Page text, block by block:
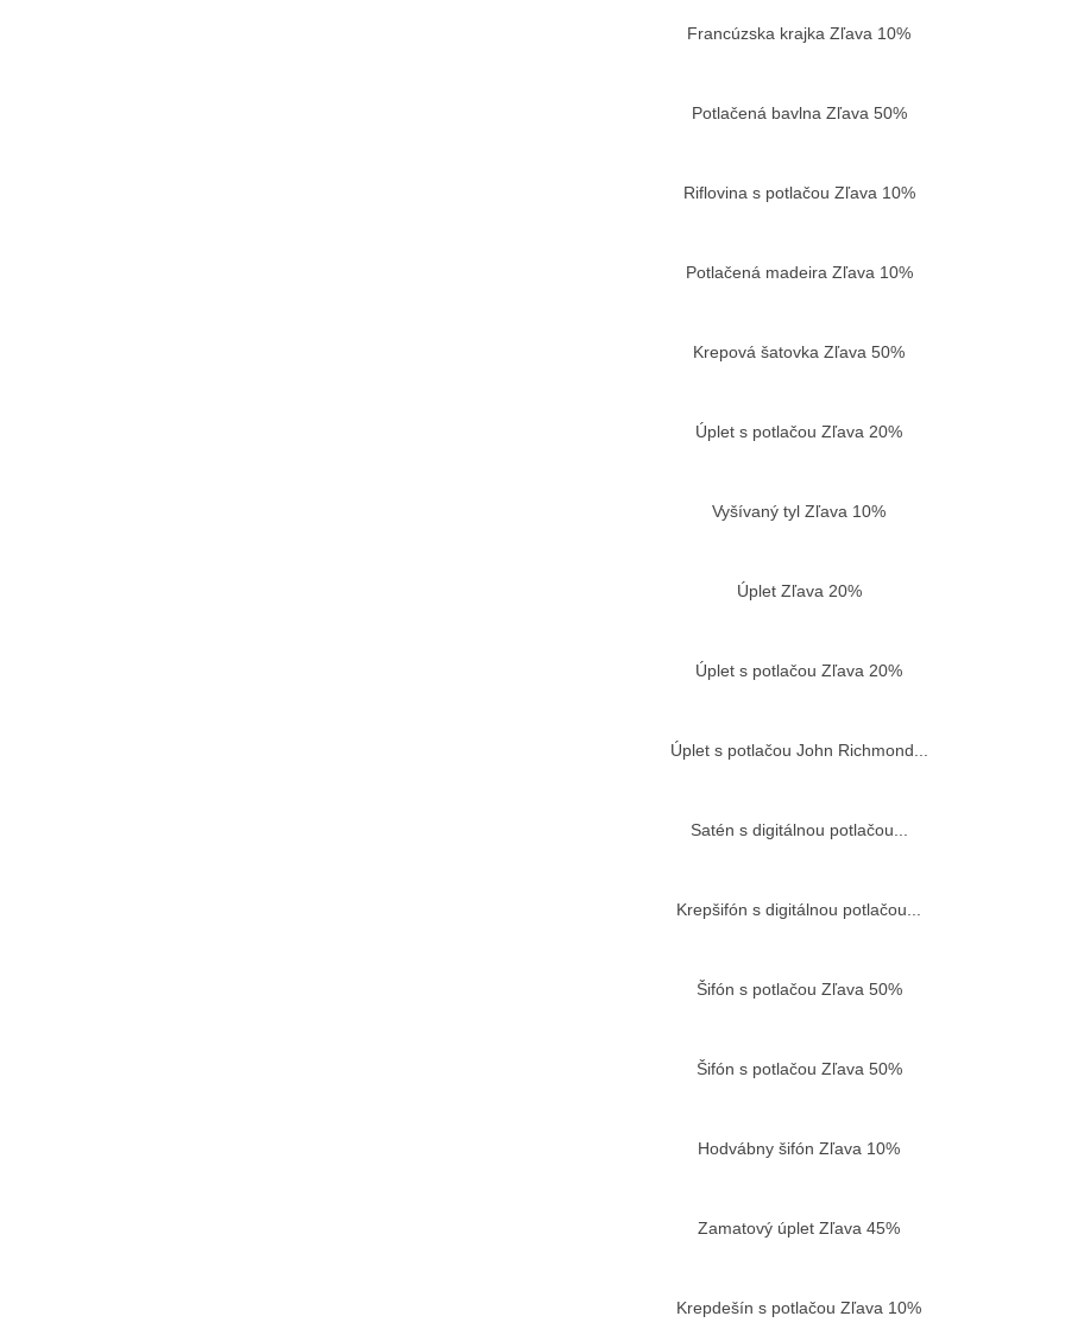
Vložiť do košíka
Francúzska krajka Zľava 10%
Vložiť do košíka
Potlačená bavlna Zľava 50%
Vložiť do košíka
Riflovina s potlačou Zľava 10%
Vložiť do košíka
Potlačená madeira Zľava 10%
Vložiť do košíka
Krepová šatovka Zľava 50%
Vložiť do košíka
Úplet s potlačou Zľava 20%
Vložiť do košíka
Vyšívaný tyl Zľava 10%
Vložiť do košíka
Úplet Zľava 20%
Vložiť do košíka
Úplet s potlačou Zľava 20%
Vložiť do košíka
Úplet s potlačou John Richmond...
Vložiť do košíka
Satén s digitálnou potlačou...
Vložiť do košíka
Krepšifón s digitálnou potlačou...
Vložiť do košíka
Šifón s potlačou Zľava 50%
Vložiť do košíka
Šifón s potlačou Zľava 50%
Vložiť do košíka
Hodvábny šifón Zľava 10%
Vložiť do košíka
Zamatový úplet Zľava 45%
Vložiť do košíka
Krepdešín s potlačou Zľava 10%